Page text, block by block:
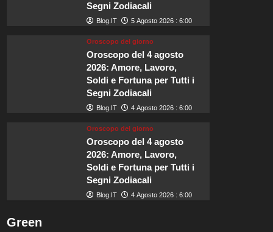
gastronomico
Rinascimento.
Segni Zodiacali
Blog.IT 5 Agosto 2026 : 6:00
Oroscopo del giorno
Oroscopo del 4 agosto
2026: Amore, Lavoro,
Soldi e Fortuna per Tutti i
Segni Zodiacali
Blog.IT 4 Agosto 2026 : 6:00
Oroscopo del giorno
Oroscopo del 4 agosto
2026: Amore, Lavoro,
Soldi e Fortuna per Tutti i
Segni Zodiacali
Blog.IT 4 Agosto 2026 : 6:00
Green